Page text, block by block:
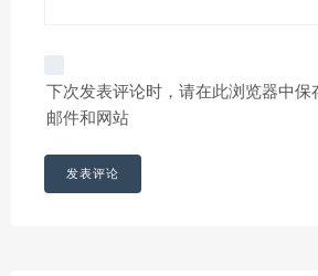
下次发表评论时，请在此浏览器中
邮件和网站